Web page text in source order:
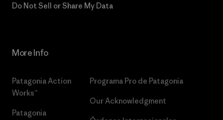
Do Not Sell or Share My Data
More Info
Patagonia Action
Works™
Patagonia
Programa Pro de Patagonia
Our Acknowledgment